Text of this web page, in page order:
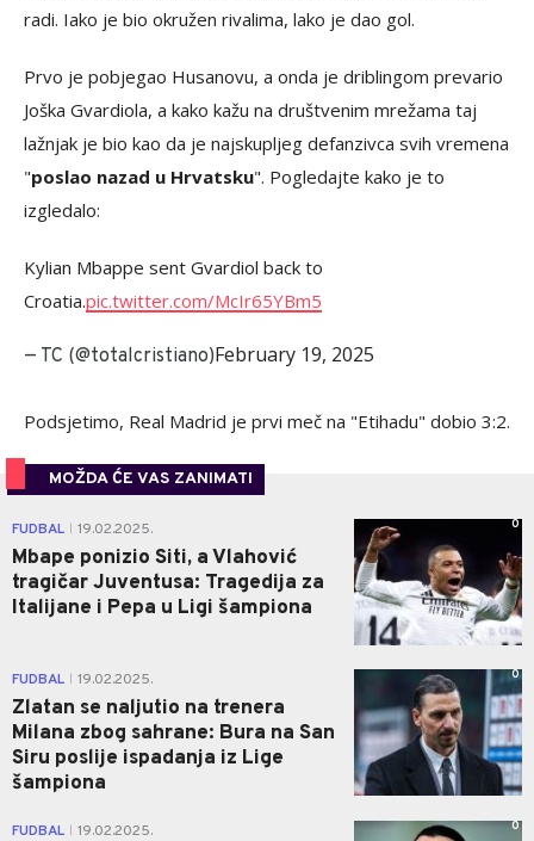
radi. Iako je bio okružen rivalima, lako je dao gol.
Prvo je pobjegao Husanovu, a onda je driblingom prevario
Joška Gvardiola, a kako kažu na društvenim mrežama taj
lažnjak je bio kao da je najskupljeg defanzivca svih vremena
"poslao nazad u Hrvatsku". Pogledajte kako je to
izgledalo:
Kylian Mbappe sent Gvardiol back to
Croatia.pic.twitter.com/McIr65YBm5
— TC (@totalcristiano)February 19, 2025
Podsjetimo, Real Madrid je prvi meč na "Etihadu" dobio 3:2.
MOŽDA ĆE VAS ZANIMATI
FUDBAL 19.02.2025.
Mbape ponizio Siti, a Vlahović
tragičar Juventusa: Tragedija za
Italijane i Pepa u Ligi šampiona
0
FUDBAL 19.02.2025.
Zlatan se naljutio na trenera
Milana zbog sahrane: Bura na San
Siru poslije ispadanja iz Lige
šampiona
0
FUDBAL 19.02.2025. 0